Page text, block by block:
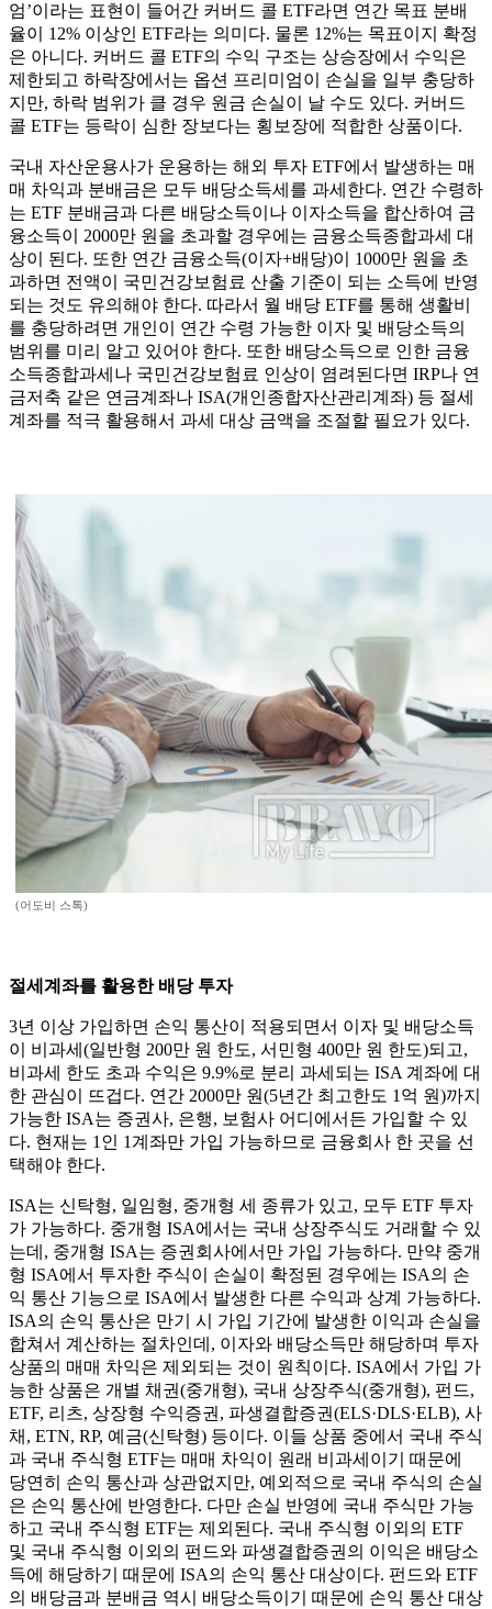
엄’이라는 표현이 들어간 커버드 콜 ETF라면 연간 목표 분배
율이 12% 이상인 ETF라는 의미다. 물론 12%는 목표이지 확정
은 아니다. 커버드 콜 ETF의 수익 구조는 상승장에서 수익은
제한되고 하락장에서는 옵션 프리미엄이 손실을 일부 충당하
지만, 하락 범위가 클 경우 원금 손실이 날 수도 있다. 커버드
콜 ETF는 등락이 심한 장보다는 횡보장에 적합한 상품이다.
국내 자산운용사가 운용하는 해외 투자 ETF에서 발생하는 매
매 차익과 분배금은 모두 배당소득세를 과세한다. 연간 수령하
는 ETF 분배금과 다른 배당소득이나 이자소득을 합산하여 금
융소득이 2000만 원을 초과할 경우에는 금융소득종합과세 대
상이 된다. 또한 연간 금융소득(이자+배당)이 1000만 원을 초
과하면 전액이 국민건강보험료 산출 기준이 되는 소득에 반영
되는 것도 유의해야 한다. 따라서 월 배당 ETF를 통해 생활비
를 충당하려면 개인이 연간 수령 가능한 이자 및 배당소득의
범위를 미리 알고 있어야 한다. 또한 배당소득으로 인한 금융
소득종합과세나 국민건강보험료 인상이 염려된다면 IRP나 연
금저축 같은 연금계좌나 ISA(개인종합자산관리계좌) 등 절세
계좌를 적극 활용해서 과세 대상 금액을 조절할 필요가 있다.
(어도비 스톡)
절세계좌를 활용한 배당 투자
3년 이상 가입하면 손익 통산이 적용되면서 이자 및 배당소득
이 비과세(일반형 200만 원 한도, 서민형 400만 원 한도)되고,
비과세 한도 초과 수익은 9.9%로 분리 과세되는 ISA 계좌에 대
한 관심이 뜨겁다. 연간 2000만 원(5년간 최고한도 1억 원)까지
가능한 ISA는 증권사, 은행, 보험사 어디에서든 가입할 수 있
다. 현재는 1인 1계좌만 가입 가능하므로 금융회사 한 곳을 선
택해야 한다.
ISA는 신탁형, 일임형, 중개형 세 종류가 있고, 모두 ETF 투자
가 가능하다. 중개형 ISA에서는 국내 상장주식도 거래할 수 있
는데, 중개형 ISA는 증권회사에서만 가입 가능하다. 만약 중개
형 ISA에서 투자한 주식이 손실이 확정된 경우에는 ISA의 손
익 통산 기능으로 ISA에서 발생한 다른 수익과 상계 가능하다.
ISA의 손익 통산은 만기 시 가입 기간에 발생한 이익과 손실을
합쳐서 계산하는 절차인데, 이자와 배당소득만 해당하며 투자
상품의 매매 차익은 제외되는 것이 원칙이다. ISA에서 가입 가
능한 상품은 개별 채권(중개형), 국내 상장주식(중개형), 펀드,
ETF, 리츠, 상장형 수익증권, 파생결합증권(ELS·DLS·ELB), 사
채, ETN, RP, 예금(신탁형) 등이다. 이들 상품 중에서 국내 주식
과 국내 주식형 ETF는 매매 차익이 원래 비과세이기 때문에
당연히 손익 통산과 상관없지만, 예외적으로 국내 주식의 손실
은 손익 통산에 반영한다. 다만 손실 반영에 국내 주식만 가능
하고 국내 주식형 ETF는 제외된다. 국내 주식형 이외의 ETF
및 국내 주식형 이외의 펀드와 파생결합증권의 이익은 배당소
득에 해당하기 때문에 ISA의 손익 통산 대상이다. 펀드와 ETF
의 배당금과 분배금 역시 배당소득이기 때문에 손익 통산 대상